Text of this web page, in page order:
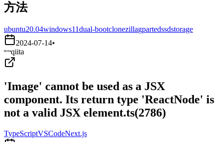
方法
ubuntu20.04windows11dual-bootclonezillagpartedssdstorage
2024-07-14•
qiita
'Image' cannot be used as a JSX
component. Its return type 'ReactNode' is
not a valid JSX element.ts(2786)
TypeScriptVSCodeNext.js